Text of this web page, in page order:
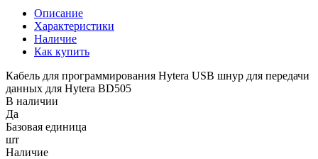
Описание
Характеристики
Наличие
Как купить
Кабель для программирования Hytera USB шнур для передачи
данных для Hytera BD505
В наличии
Да
Базовая единица
шт
Наличие